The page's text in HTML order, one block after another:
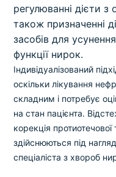
регулюванні дієти
також призначенні
засобів для
функції нирок.
Індивідуалізований
оскільки лікування
складним і потребує
на стан пацієнта.
корекція
здійснюються під
спеціаліста з хвороб